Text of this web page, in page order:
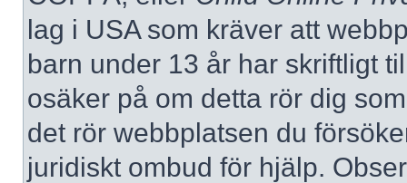
lag i USA som kräver att
barn under 13 år har skriftligt
osäker på om detta rör dig
det rör webbplatsen du
juridiskt ombud för hjälp.